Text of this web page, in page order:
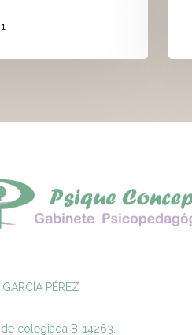
PÉREZ
colegiada B-14263.